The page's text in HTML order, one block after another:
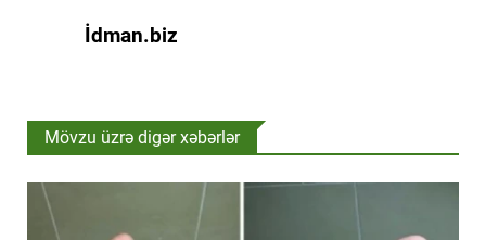
İdman.biz
Mövzu üzrə digər xəbərlər